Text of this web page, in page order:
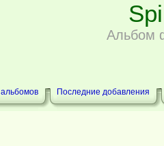
Альбом
Последние добавления